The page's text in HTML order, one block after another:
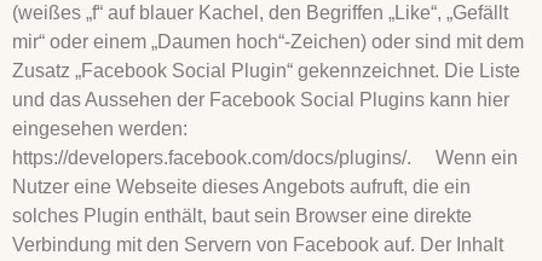
(weißes „f“ auf blauer Kachel, den Begriffen „Like“, „Gefällt
mir“ oder einem „Daumen hoch“-Zeichen) oder sind mit dem
Zusatz „Facebook Social Plugin“ gekennzeichnet. Die Liste
und das Aussehen der Facebook Social Plugins kann hier
eingesehen werden:
https://developers.facebook.com/docs/plugins/. Wenn ein
Nutzer eine Webseite dieses Angebots aufruft, die ein
solches Plugin enthält, baut sein Browser eine direkte
Verbindung mit den Servern von Facebook auf. Der Inhalt